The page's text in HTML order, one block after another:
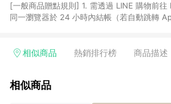
[一般商品贈點規則] 1. 需透過 LINE 購物前往
同一瀏覽器於 24 小時內結帳（若自動跳轉
回饋訂單不得享有 Pinkoi 站方優惠，例如首
行為，不具贈點資格，部分退款不在此限。 6.
相似商品 熱銷排行榜 商品描述
相似商品